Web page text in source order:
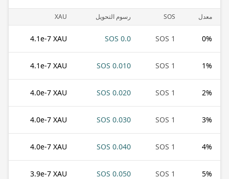
معدل SOS رسوم التحويل XAU
0%
1 SOS
0.0 SOS
4.1e-7 XAU
1%
1 SOS
0.010 SOS
4.1e-7 XAU
2%
1 SOS
0.020 SOS
4.0e-7 XAU
3%
1 SOS
0.030 SOS
4.0e-7 XAU
4%
1 SOS
0.040 SOS
4.0e-7 XAU
5%
1 SOS
0.050 SOS
3.9e-7 XAU